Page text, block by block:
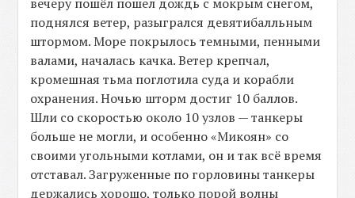
поднялся ветер, разыгрался девятибалльным
штормом. Море покрылось темными, пенными
валами, началась качка. Ветер крепчал,
кромешная тьма поглотила суда и корабли
охранения. Ночью шторм достиг 10 баллов.
Шли со скоростью около 10 узлов — танкеры
больше не могли, и особенно «Микоян» со
своими угольными котлами, он и так всё время
отставал. Загруженные по горловины танкеры
держались хорошо, только порой волны